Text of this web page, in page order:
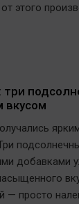
этого
вкусом
добавками
— просто